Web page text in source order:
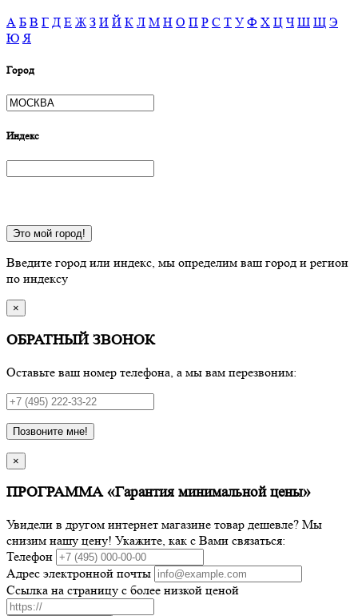
А Б В Г Д Е Ж З И Й К Л М Н О П Р С Т У Ф Х Ц Ч Ш Щ Э
Ю Я
Город
Индекс
Это мой город!
Введите город или индекс, мы определим ваш город и регион
по индексу
×
ОБРАТНЫЙ ЗВОНОК
Оставьте ваш номер телефона, а мы вам перезвоним:
Позвоните мне!
×
ПРОГРАММА «Гарантия минимальной цены»
Увидели в другом интернет магазине товар дешевле? Мы
снизим нашу цену! Укажите, как с Вами связаться:
Телефон
Адрес электронной почты
Ссылка на страницу с более низкой ценой